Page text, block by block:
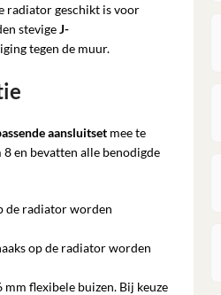
radiator geschikt is voor
stevigeJ-
tegen de muur.
aansluitset mee te
en bevatten alle benodigde
de radiator worden
op de radiator worden
flexibele buizen. Bij keuze